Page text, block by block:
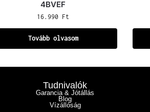
4BVEF
16.990 Ft
Tovább olvasom
Tudnivalók
Garancia & Jótállás
Blog
Vízállóság